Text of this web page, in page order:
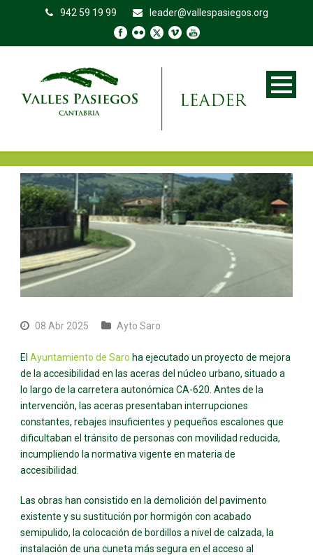
942 59 19 99 leader@vallespasiegos.org
08 Abr 2025 Ayto Saro
El Ayuntamiento de Saro ha ejecutado un proyecto de mejora
de la accesibilidad en las aceras del núcleo urbano, situado a
lo largo de la carretera autonómica CA-620. Antes de la
intervención, las aceras presentaban interrupciones
constantes, rebajes insuficientes y pequeños escalones que
dificultaban el tránsito de personas con movilidad reducida,
incumpliendo la normativa vigente en materia de
accesibilidad.
Las obras han consistido en la demolición del pavimento
existente y su sustitución por hormigón con acabado
semipulido, la colocación de bordillos a nivel de calzada, la
instalación de una cuneta más segura en el acceso al